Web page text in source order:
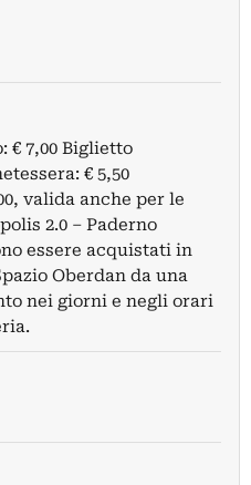
€ 7,00 Biglietto
€ 5,50
valida anche per le
2.0 – Paderno
essere acquistati in
Oberdan da una
nei giorni e negli orari